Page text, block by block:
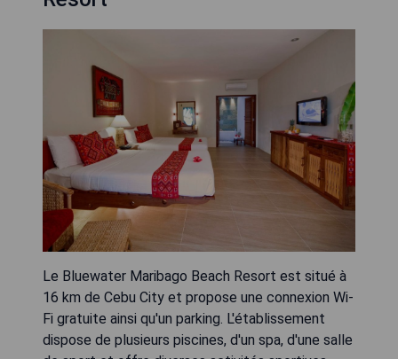
Le Bluewater Maribago Beach Resort est situé à
16 km de Cebu City et propose une connexion Wi-
Fi gratuite ainsi qu'un parking. L'établissement
dispose de plusieurs piscines, d'un spa, d'une salle